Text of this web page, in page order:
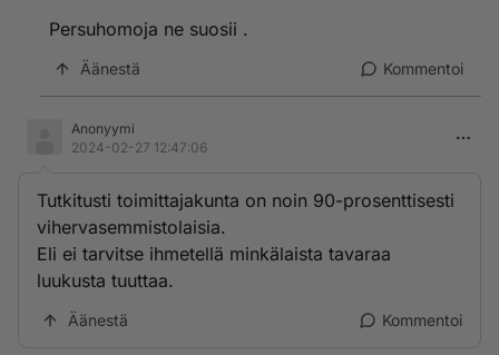
Persuhomoja ne suosii .
Äänestä Kommentoi
Anonyymi
2024-02-27 12:47:06
Tutkitusti toimittajakunta on noin 90-prosenttisesti
vihervasemmistolaisia.
Eli ei tarvitse ihmetellä minkälaista tavaraa
luukusta tuuttaa.
Äänestä Kommentoi